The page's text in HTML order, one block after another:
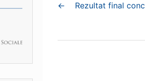
← Rezultat final